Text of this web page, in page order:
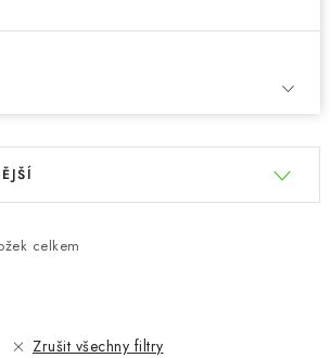
celkem
Zrušit všechny filtry